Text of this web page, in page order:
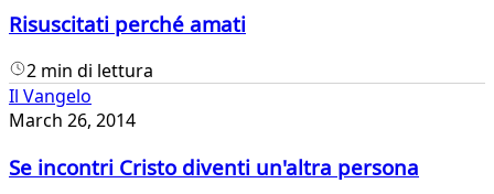
Risuscitati perché amati
2 min di lettura
Il Vangelo
March 26, 2014
Se incontri Cristo diventi un'altra persona